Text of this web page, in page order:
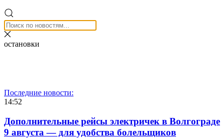
остановки
Последние новости:
14:52
Дополнительные рейсы электричек в Волгограде
9 августа — для удобства болельщиков